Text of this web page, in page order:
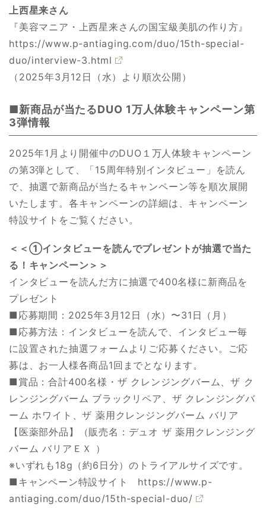
上西星来さん
『美容マニア・上西星来さんの国宝級美肌の作り方』
https://www.p-antiaging.com/duo/15th-special-
duo/interview-3.html
（2025年3月12日（水）より順次公開）
■新商品が当たるDUO 1万人体験キャンペーン第
3弾情報
2025年1月より開催中のDUO１万人体験キャンペーン
の第3弾として、「15周年特別インタビュー」を読ん
で、抽選で新商品が当たるキャンペーン等を順次展開
いたします。各キャンペーンの詳細は、キャンペーン
特設サイトをご覧ください。
＜＜①インタビューを読んでプレゼントが抽選で当た
る！キャンペーン＞＞
インタビューを読んだ方に抽選で400名様に新商品を
プレゼント
■応募期間：2025年3月12日（水）〜31日（月）
■応募方法：インタビューを読んで、インタビュー毎
に設置された抽選フォームよりご応募ください。ご応
募は、お一人様各商品1回までとなります。
■賞品：合計400名様・ザ クレンジングバーム、ザ ク
レンジングバーム ブラックリペア、ザ クレンジングバ
ーム ホワイト、ザ 薬用クレンジングバーム バリア
【医薬部外品】（販売名：デュオ ザ 薬用クレンジング
バーム バリアＥＸ ）
※いずれも18g（約6日分）のトライアルサイズです。
■キャンペーン特設サイト https://www.p-
antiaging.com/duo/15th-special-duo/